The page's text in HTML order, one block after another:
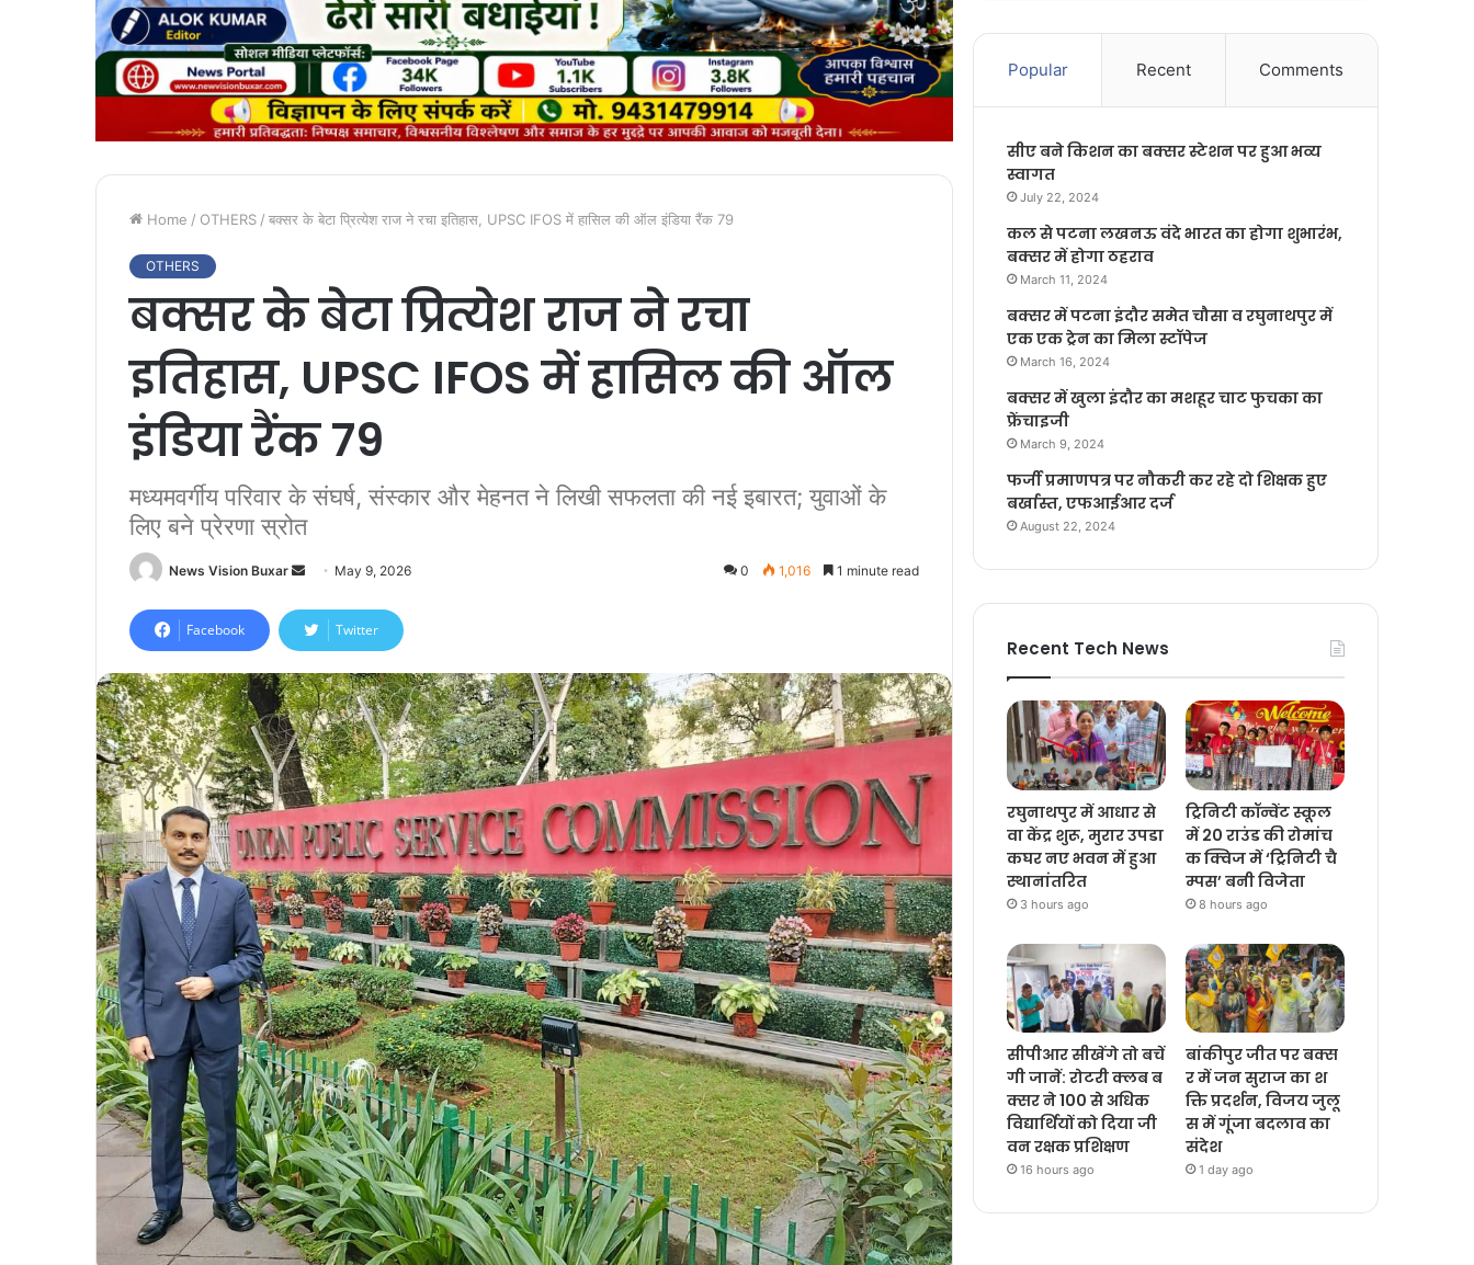
Home / OTHERS / बक्सर के बेटा प्रित्येश राज ने रचा इतिहास, UPSC IFOS में हासिल की ऑल इंडिया रैंक 79
OTHERS
बक्सर के बेटा प्रित्येश राज ने रचा
इतिहास, UPSC IFOS में हासिल की ऑल
इंडिया रैंक 79
मध्यमवर्गीय परिवार के संघर्ष, संस्कार और मेहनत ने लिखी सफलता की नई इबारत; युवाओं के
लिए बने प्रेरणा स्रोत
News Vision Buxar
n
d
a
n
e
m
a
i
l
May 9, 2026 0 1,016 1 minute read
Facebook Twitter
Popular Recent Comments
सीए बने किशन का बक्सर स्टेशन पर हुआ भव्य
स्वागत
July 22, 2024
कल से पटना लखनऊ वंदे भारत का होगा शुभारंभ,
बक्सर में होगा ठहराव
March 11, 2024
बक्सर में पटना इंदौर समेत चौसा व रघुनाथपुर में
एक एक ट्रेन का मिला स्टॉपेज
March 16, 2024
बक्सर में खुला इंदौर का मशहूर चाट फुचका का
फ्रेंचाइजी
March 9, 2024
फर्जी प्रमाणपत्र पर नौकरी कर रहे दो शिक्षक हुए
बर्खास्त, एफआईआर दर्ज
August 22, 2024
Recent Tech News
रघुनाथपुर में आधार से
वा केंद्र शुरू, मुरार उपडा
कघर नए भवन में हुआ
स्थानांतरित
3 hours ago
ट्रिनिटी कॉन्वेंट स्कूल
में 20 राउंड की रोमांच
क क्विज में ‘ट्रिनिटी चै
म्पस’ बनी विजेता
8 hours ago
सीपीआर सीखेंगे तो बचें
गी जानें: रोटरी क्लब ब
क्सर ने 100 से अधिक
विद्यार्थियों को दिया जी
वन रक्षक प्रशिक्षण
16 hours ago
बांकीपुर जीत पर बक्स
र में जन सुराज का श
क्ति प्रदर्शन, विजय जुलू
स में गूंजा बदलाव का
संदेश
1 day ago